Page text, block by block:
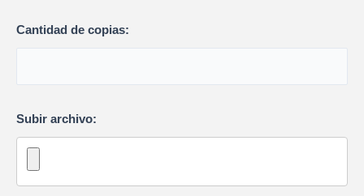
Cantidad de copias:
Subir archivo: